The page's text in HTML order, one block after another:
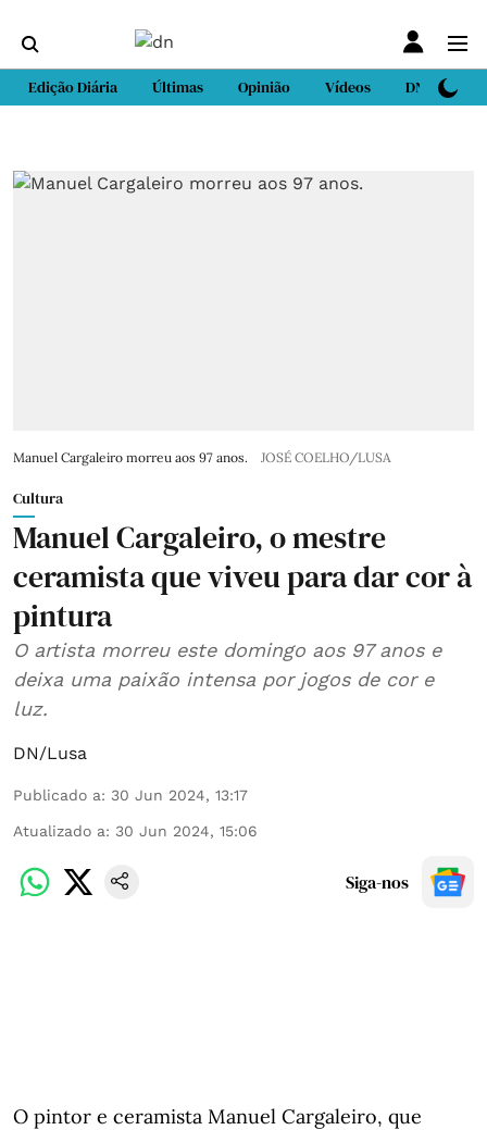
Edição Diária Últimas Opinião Vídeos DN Sport
Manuel Cargaleiro morreu aos 97 anos. JOSÉ COELHO/LUSA
Cultura
Manuel Cargaleiro, o mestre
ceramista que viveu para dar cor à
pintura
O artista morreu este domingo aos 97 anos e
deixa uma paixão intensa por jogos de cor e
luz.
DN/Lusa
Publicado a: 30 Jun 2024, 13:17
Atualizado a: 30 Jun 2024, 15:06
Siga-nos
O pintor e ceramista Manuel Cargaleiro, que